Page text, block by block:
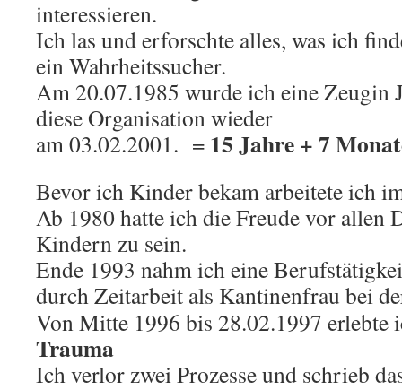
interessieren.
Ich las und erforschte alles, was ich
ein Wahrheitssucher.
Am 20.07.1985 wurde ich eine Zeugin
diese Organisation wieder
am 03.02.2001. = 15 Jahre + 7
Bevor ich Kinder bekam arbeitete ich
Ab 1980 hatte ich die Freude vor allen
Kindern zu sein.
Ende 1993 nahm ich eine
durch Zeitarbeit als Kantinenfrau bei
Von Mitte 1996 bis 28.02.1997
Trauma
Ich verlor zwei Prozesse und schrieb